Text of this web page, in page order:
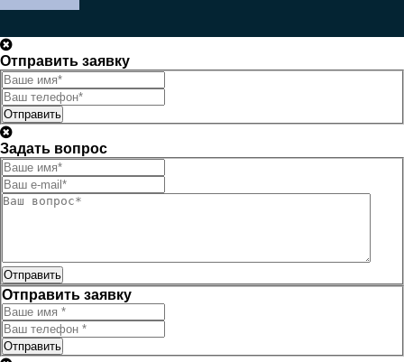
Отправить заявку
Отправить
Задать вопрос
Отправить
Отправить заявку
Отправить